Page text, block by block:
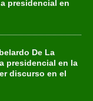
presidencial en
De La
presidencial en la
discurso en el